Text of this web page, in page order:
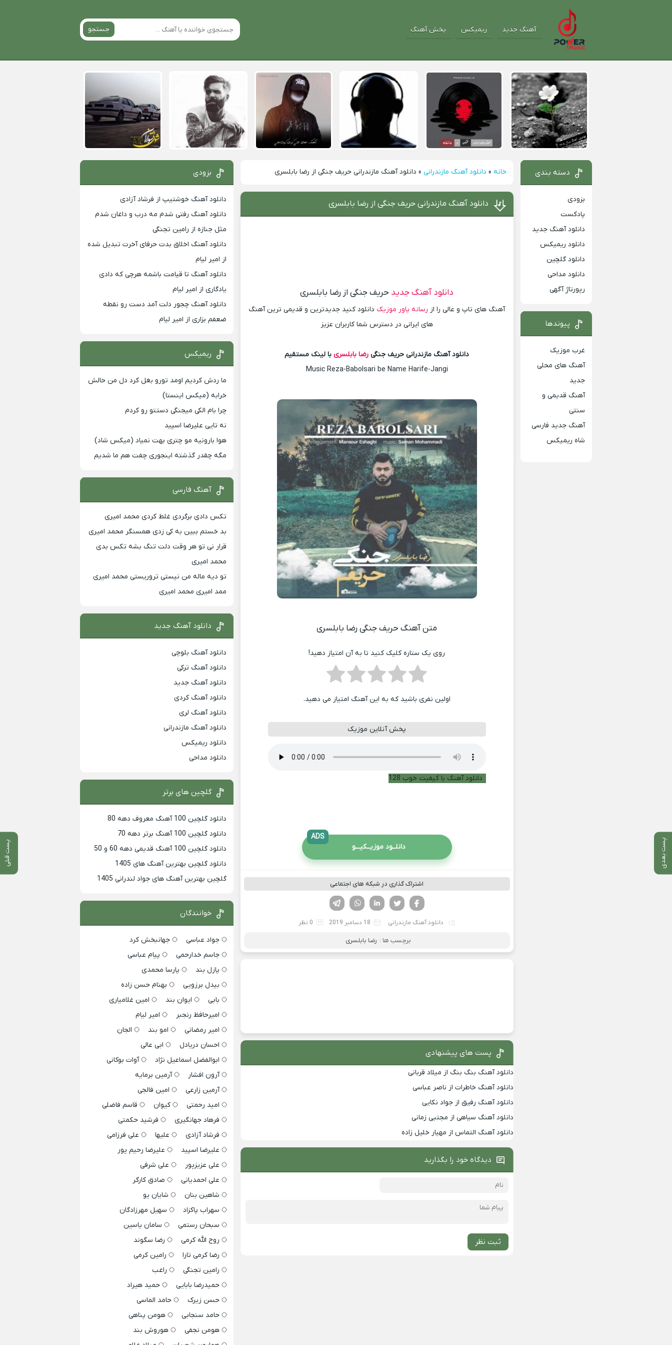
آهنگ جدید ریمیکس پخش آهنگ جستجو
خانه » دانلود آهنگ مازندرانی » دانلود آهنگ مازندرانی حریف جنگی از رضا بابلسری
پست بعدی پست قبلی
دانلود آهنگ مازندرانی حریف جنگی از رضا بابلسری
دانلود آهنگ جدید حریف جنگی از رضا بابلسری
آهنگ های تاپ و عالی را از رسانه پاور موزیک دانلود کنید جدیدترین و قدیمی ترین آهنگ
های ایرانی در دسترس شما کاربران عزیز
دانلود آهنگ مازندرانی حریف جنگی رضا بابلسری با لینک مستقیم
Music Reza-Babolsari be Name Harife-Jangi
متن آهنگ حریف جنگی رضا بابلسری
روی یک ستاره کلیک کنید تا به آن امتیاز دهید!
اولین نفری باشید که به این آهنگ امتیاز می دهید.
پخش آنلاین موزیک
دانلود آهنگ با کیفیت خوب 128
دانلــود موزیــکیـــو
ADS
اشتراک گذاری در شبکه های اجتماعی
لینکدین تویتر
فیسوک
دانلود آهنگ مازندرانی 18 دسامبر 2019 0 نظر
برچسب ها : رضا بابلسری
پست های پیشنهادی
دانلود آهنگ بنگ بنگ از میلاد قربانی
دانلود آهنگ خاطرات از ناصر عباسی
دانلود آهنگ رفیق از جواد نکایی
دانلود آهنگ سیاهی از مجتبی زمانی
دانلود آهنگ التماس از مهیار خلیل زاده
دیدگاه خود را بگذارید
ثبت نظر
دسته بندی
بزودی
پادکست
دانلود آهنگ جدید
دانلود ریمیکس
دانلود گلچین
دانلود مداحی
رپورتاژ آگهی
پیوندها
غرب موزیک
آهنگ های محلی
جدید
آهنگ قدیمی و
سنتی
آهنگ جدید فارسی
شاه ریمیکس
بزودی
دانلود آهنگ خوشتیپ از فرشاد آزادی
دانلود آهنگ رفتی شدم مه درب و داغان شدم
مثل جنازه از رامین تجنگی
دانلود آهنگ اخلاق بدت حرفای آخرت تبدیل شده
از امیر لیام
دانلود آهنگ تا قیامت باشمه هرچی که دادی
یادگاری از امیر لیام
دانلود آهنگ چجور دلت آمد دست رو نقطه
ضعفم بزاری از امیر لیام
ریمیکس
ما ردش کردیم اومد تورو بغل کرد دل من حالش
خرابه (میکس اینستا)
چرا بام الکی میجنگی دستتو رو کردم
نه تایی علیرضا اسپید
هوا بارونیه مو چتری بهت نمیاد (میکس شاد)
مگه چقدر گذشته اینجوری چفت هم ما شدیم
آهنگ فارسی
تکس دادی برگردی غلط کردی محمد امیری
بد خستم ببین به کی زدی همسنگر محمد امیری
قرار نی تو هر وقت دلت تنگ بشه تکس بدی
محمد امیری
تو دیه ماله من نیستی تروریستی محمد امیری
ممد امیری محمد امیری
دانلود آهنگ جدید
دانلود آهنگ بلوچی
دانلود آهنگ ترکی
دانلود آهنگ جدید
دانلود آهنگ کردی
دانلود آهنگ لری
دانلود آهنگ مازندرانی
دانلود ریمیکس
دانلود مداحی
گلچین های برتر
دانلود گلچین 100 آهنگ معروف دهه 80
دانلود گلچین 100 آهنگ برتر دهه 70
دانلود گلچین 100 آهنگ قدیمی دهه 60 و 50
دانلود گلچین بهترین آهنگ های 1405
گلچین بهترین آهنگ های جواد لندرانی 1405
خوانندگان
جواد عباسی
جهانبخش کرد
جاسم خدارحمی
پیام عباسی
پازل بند
پارسا محمدی
بیدل برزویی
بهنام حسن زاده
بابی
ایوان بند
امین غلامیاری
امیرحافظ رنجبر
امیر لیام
امیر رمضانی
امو بند
الجان
احسان دریادل
ابی عالی
ابوالفضل اسماعیل نژاد
آوات بوکانی
آرون افشار
آرمین برمایه
آرمین زارعی
امین فالجی
امید رحمتی
کیوان
قاسم فاضلی
فرهاد جهانگیری
فرشید حکمتی
فرشاد آزادی
علیها
علی فرزامی
علیرضا اسپید
علیرضا رحیم پور
علی عزیزپور
علی شرفی
علی احمدیانی
صادق کارگر
شاهین بنان
شایان یو
سهراب پاکزاد
سهیل مهرزادگان
سبحان رستمی
سامان یاسین
روح الله کرمی
رضا سگوند
رضا کرمی تارا
رامین کرمی
رامین تجنگی
راغب
حمیدرضا بابایی
حمید هیراد
حسن زیرک
حامد الماسی
حامد سنجابی
هومن پناهی
هومن نجفی
هوروش بند